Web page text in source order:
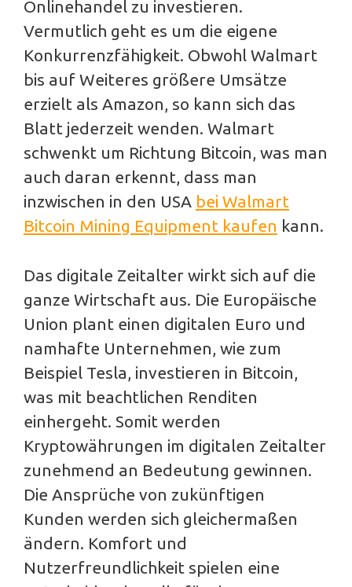
Onlinehandel zu investieren.
Vermutlich geht es um die eigene
Konkurrenzfähigkeit. Obwohl Walmart
bis auf Weiteres größere Umsätze
erzielt als Amazon, so kann sich das
Blatt jederzeit wenden. Walmart
schwenkt um Richtung Bitcoin, was man
auch daran erkennt, dass man
inzwischen in den USA bei Walmart
Bitcoin Mining Equipment kaufen kann.
Das digitale Zeitalter wirkt sich auf die
ganze Wirtschaft aus. Die Europäische
Union plant einen digitalen Euro und
namhafte Unternehmen, wie zum
Beispiel Tesla, investieren in Bitcoin,
was mit beachtlichen Renditen
einhergeht. Somit werden
Kryptowährungen im digitalen Zeitalter
zunehmend an Bedeutung gewinnen.
Die Ansprüche von zukünftigen
Kunden werden sich gleichermaßen
ändern. Komfort und
Nutzerfreundlichkeit spielen eine